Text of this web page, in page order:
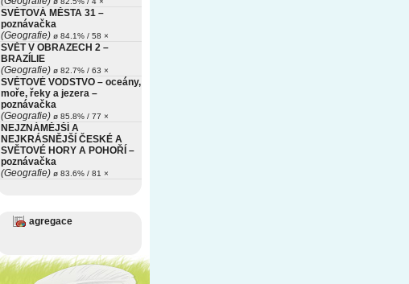
SVĚTOVÁ MĚSTA 31 –
poznávačka
(Geografie) ø 84.1% / 58 ×
SVĚT V OBRAZECH 2 –
BRAZÍLIE
(Geografie) ø 82.7% / 63 ×
SVĚTOVÉ VODSTVO – oceány,
moře, řeky a jezera –
poznávačka
(Geografie) ø 85.8% / 77 ×
NEJZNÁMĚJŠÍ A
NEJKRÁSNĚJŠÍ ČESKÉ A
SVĚTOVÉ HORY A POHOŘÍ –
poznávačka
(Geografie) ø 83.6% / 81 ×
agregace